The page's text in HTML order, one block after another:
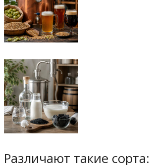
Различают такие сорта: